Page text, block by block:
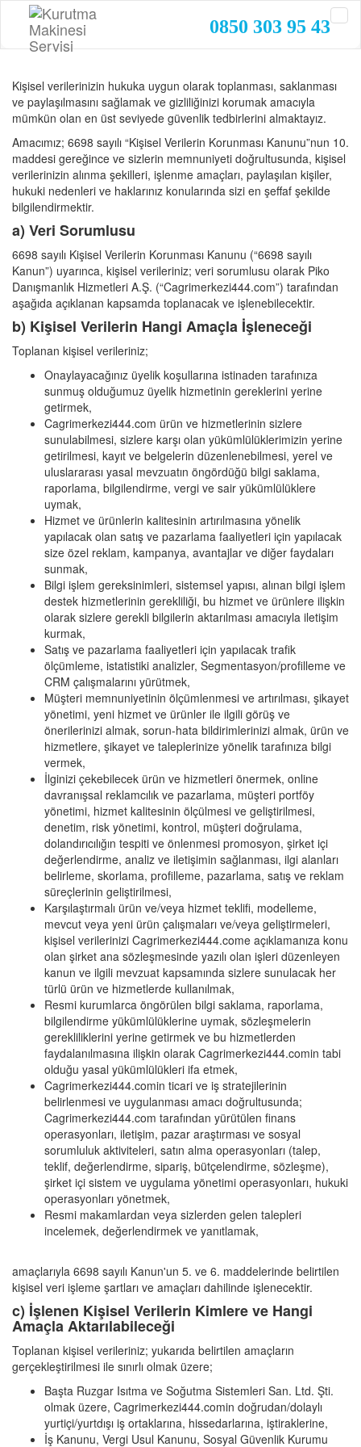
0850 303 95 43
Kişisel verilerinizin hukuka uygun olarak toplanması, saklanması
ve paylaşılmasını sağlamak ve gizliliğinizi korumak amacıyla
mümkün olan en üst seviyede güvenlik tedbirlerini almaktayız.
Amacımız; 6698 sayılı “Kişisel Verilerin Korunması Kanunu”nun 10.
maddesi gereğince ve sizlerin memnuniyeti doğrultusunda, kişisel
verilerinizin alınma şekilleri, işlenme amaçları, paylaşılan kişiler,
hukuki nedenleri ve haklarınız konularında sizi en şeffaf şekilde
bilgilendirmektir.
a) Veri Sorumlusu
6698 sayılı Kişisel Verilerin Korunması Kanunu (“6698 sayılı
Kanun”) uyarınca, kişisel verileriniz; veri sorumlusu olarak Piko
Danışmanlık Hizmetleri A.Ş. (“Cagrimerkezi444.com”) tarafından
aşağıda açıklanan kapsamda toplanacak ve işlenebilecektir.
b) Kişisel Verilerin Hangi Amaçla İşleneceği
Toplanan kişisel verileriniz;
Onaylayacağınız üyelik koşullarına istinaden tarafınıza
sunmuş olduğumuz üyelik hizmetinin gereklerini yerine
getirmek,
Cagrimerkezi444.com ürün ve hizmetlerinin sizlere
sunulabilmesi, sizlere karşı olan yükümlülüklerimizin yerine
getirilmesi, kayıt ve belgelerin düzenlenebilmesi, yerel ve
uluslararası yasal mevzuatın öngördüğü bilgi saklama,
raporlama, bilgilendirme, vergi ve sair yükümlülüklere
uymak,
Hizmet ve ürünlerin kalitesinin artırılmasına yönelik
yapılacak olan satış ve pazarlama faaliyetleri için yapılacak
size özel reklam, kampanya, avantajlar ve diğer faydaları
sunmak,
Bilgi işlem gereksinimleri, sistemsel yapısı, alınan bilgi işlem
destek hizmetlerinin gerekliliği, bu hizmet ve ürünlere ilişkin
olarak sizlere gerekli bilgilerin aktarılması amacıyla iletişim
kurmak,
Satış ve pazarlama faaliyetleri için yapılacak trafik
ölçümleme, istatistiki analizler, Segmentasyon/profilleme ve
CRM çalışmalarını yürütmek,
Müşteri memnuniyetinin ölçümlenmesi ve artırılması, şikayet
yönetimi, yeni hizmet ve ürünler ile ilgili görüş ve
önerilerinizi almak, sorun-hata bildirimlerinizi almak, ürün ve
hizmetlere, şikayet ve taleplerinize yönelik tarafınıza bilgi
vermek,
İlginizi çekebilecek ürün ve hizmetleri önermek, online
davranışsal reklamcılık ve pazarlama, müşteri portföy
yönetimi, hizmet kalitesinin ölçülmesi ve geliştirilmesi,
denetim, risk yönetimi, kontrol, müşteri doğrulama,
dolandırıcılığın tespiti ve önlenmesi promosyon, şirket içi
değerlendirme, analiz ve iletişimin sağlanması, ilgi alanları
belirleme, skorlama, profilleme, pazarlama, satış ve reklam
süreçlerinin geliştirilmesi,
Karşılaştırmalı ürün ve/veya hizmet teklifi, modelleme,
mevcut veya yeni ürün çalışmaları ve/veya geliştirmeleri,
kişisel verilerinizi Cagrimerkezi444.come açıklamanıza konu
olan şirket ana sözleşmesinde yazılı olan işleri düzenleyen
kanun ve ilgili mevzuat kapsamında sizlere sunulacak her
türlü ürün ve hizmetlerde kullanılmak,
Resmi kurumlarca öngörülen bilgi saklama, raporlama,
bilgilendirme yükümlülüklerine uymak, sözleşmelerin
gerekliliklerini yerine getirmek ve bu hizmetlerden
faydalanılmasına ilişkin olarak Cagrimerkezi444.comin tabi
olduğu yasal yükümlülükleri ifa etmek,
Cagrimerkezi444.comin ticari ve iş stratejilerinin
belirlenmesi ve uygulanması amacı doğrultusunda;
Cagrimerkezi444.com tarafından yürütülen finans
operasyonları, iletişim, pazar araştırması ve sosyal
sorumluluk aktiviteleri, satın alma operasyonları (talep,
teklif, değerlendirme, sipariş, bütçelendirme, sözleşme),
şirket içi sistem ve uygulama yönetimi operasyonları, hukuki
operasyonları yönetmek,
Resmi makamlardan veya sizlerden gelen talepleri
incelemek, değerlendirmek ve yanıtlamak,
amaçlarıyla 6698 sayılı Kanun'un 5. ve 6. maddelerinde belirtilen
kişisel veri işleme şartları ve amaçları dahilinde işlenecektir.
c) İşlenen Kişisel Verilerin Kimlere ve Hangi
Amaçla Aktarılabileceği
Toplanan kişisel verileriniz; yukarıda belirtilen amaçların
gerçekleştirilmesi ile sınırlı olmak üzere;
Başta Ruzgar Isıtma ve Soğutma Sistemleri San. Ltd. Şti.
olmak üzere, Cagrimerkezi444.comin doğrudan/dolaylı
yurtiçi/yurtdışı iş ortaklarına, hissedarlarına, iştiraklerine,
İş Kanunu, Vergi Usul Kanunu, Sosyal Güvenlik Kurumu